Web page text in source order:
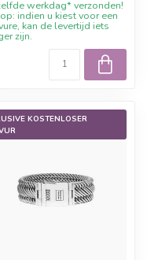
werkdag* verzonden!
indien u kiest voor een
kan de levertijd iets
zijn.
KOSTENLOSER